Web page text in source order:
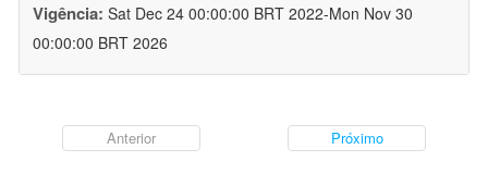
Vigência: Sat Dec 24 00:00:00 BRT 2022-Mon Nov 30
00:00:00 BRT 2026
Anterior Próximo